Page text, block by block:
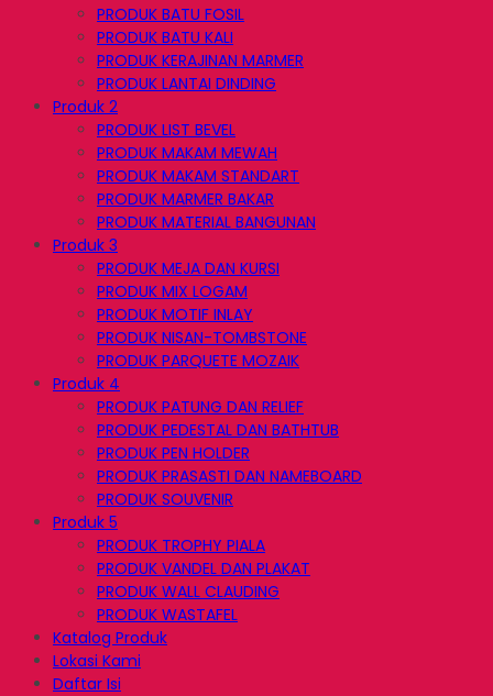
PRODUK BATU FOSIL
PRODUK BATU KALI
PRODUK KERAJINAN MARMER
PRODUK LANTAI DINDING
Produk 2
PRODUK LIST BEVEL
PRODUK MAKAM MEWAH
PRODUK MAKAM STANDART
PRODUK MARMER BAKAR
PRODUK MATERIAL BANGUNAN
Produk 3
PRODUK MEJA DAN KURSI
PRODUK MIX LOGAM
PRODUK MOTIF INLAY
PRODUK NISAN-TOMBSTONE
PRODUK PARQUETE MOZAIK
Produk 4
PRODUK PATUNG DAN RELIEF
PRODUK PEDESTAL DAN BATHTUB
PRODUK PEN HOLDER
PRODUK PRASASTI DAN NAMEBOARD
PRODUK SOUVENIR
Produk 5
PRODUK TROPHY PIALA
PRODUK VANDEL DAN PLAKAT
PRODUK WALL CLAUDING
PRODUK WASTAFEL
Katalog Produk
Lokasi Kami
Daftar Isi